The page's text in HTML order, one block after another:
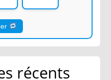
récents